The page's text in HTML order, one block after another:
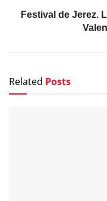
Festival de Jerez.
Related Posts